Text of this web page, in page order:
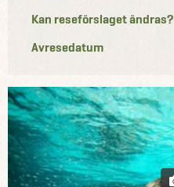
Kan reseförslaget ändras?
Avresedatum